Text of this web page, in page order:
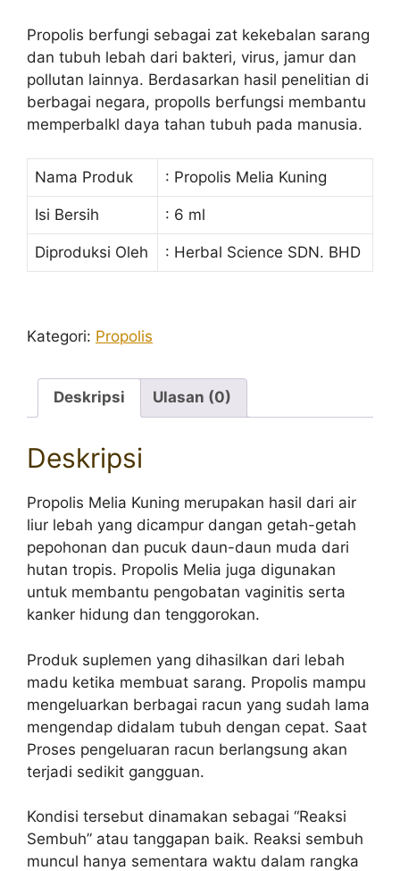
Propolis berfungi sebagai zat kekebalan sarang
dan tubuh lebah dari bakteri, virus, jamur dan
pollutan lainnya. Berdasarkan hasil penelitian di
berbagai negara, propolls berfungsi membantu
memperbalkl daya tahan tubuh pada manusia.
Nama Produk : Propolis Melia Kuning
Isi Bersih : 6 ml
Diproduksi Oleh : Herbal Science SDN. BHD
Kategori: Propolis
Deskripsi Ulasan (0)
Deskripsi
Propolis Melia Kuning merupakan hasil dari air
liur lebah yang dicampur dangan getah-getah
pepohonan dan pucuk daun-daun muda dari
hutan tropis. Propolis Melia juga digunakan
untuk membantu pengobatan vaginitis serta
kanker hidung dan tenggorokan.
Produk suplemen yang dihasilkan dari lebah
madu ketika membuat sarang. Propolis mampu
mengeluarkan berbagai racun yang sudah lama
mengendap didalam tubuh dengan cepat. Saat
Proses pengeluaran racun berlangsung akan
terjadi sedikit gangguan.
Kondisi tersebut dinamakan sebagai “Reaksi
Sembuh” atau tanggapan baik. Reaksi sembuh
muncul hanya sementara waktu dalam rangka